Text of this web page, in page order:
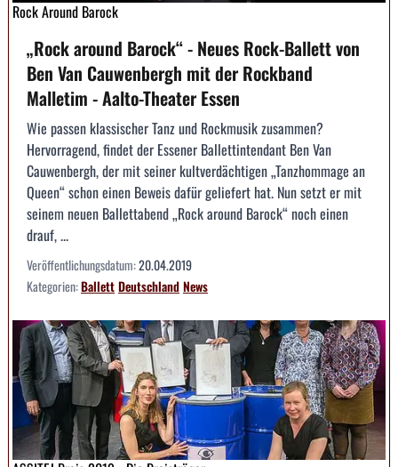
Rock Around Barock
„Rock around Barock“ - Neues Rock-Ballett von
Ben Van Cauwenbergh mit der Rockband
Malletim - Aalto-Theater Essen
Wie passen klassischer Tanz und Rockmusik zusammen?
Hervorragend, findet der Essener Ballettintendant Ben Van
Cauwenbergh, der mit seiner kultverdächtigen „Tanzhommage an
Queen“ schon einen Beweis dafür geliefert hat. Nun setzt er mit
seinem neuen Ballettabend „Rock around Barock“ noch einen
drauf, ...
Veröffentlichungsdatum:20.04.2019
Kategorien:BallettDeutschlandNews